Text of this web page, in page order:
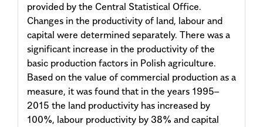
provided by the Central Statistical Office.
Changes in the productivity of land, labour and
capital were determined separately. There was a
significant increase in the productivity of the
basic production factors in Polish agriculture.
Based on the value of commercial production as a
measure, it was found that in the years 1995–
2015 the land productivity has increased by
100%, labour productivity by 38% and capital